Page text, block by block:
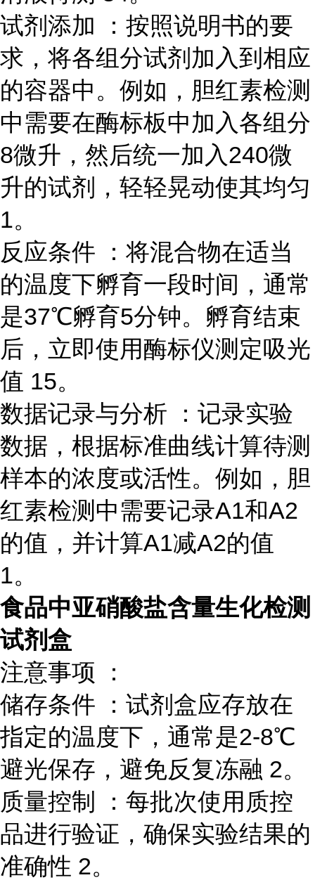
试剂添加 ：按照说明书的要
求，将各组分试剂加入到相应
的容器中。例如，胆红素检测
中需要在酶标板中加入各组分
8微升，然后统一加入240微
升的试剂，轻轻晃动使其均匀
1。
反应条件 ：将混合物在适当
的温度下孵育一段时间，通常
是37℃孵育5分钟。孵育结束
后，立即使用酶标仪测定吸光
值 15。
数据记录与分析 ：记录实验
数据，根据标准曲线计算待测
样本的浓度或活性。例如，胆
红素检测中需要记录A1和A2
的值，并计算A1减A2的值
1。
食品中亚硝酸盐含量生化检测
试剂盒
注意事项 ：
储存条件 ：试剂盒应存放在
指定的温度下，通常是2-8℃
避光保存，避免反复冻融 2。
质量控制 ：每批次使用质控
品进行验证，确保实验结果的
准确性 2。